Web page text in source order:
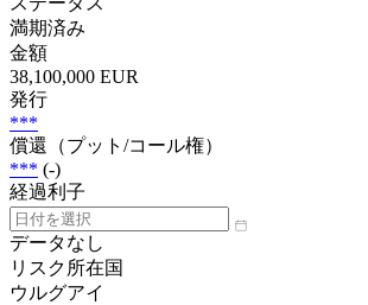
満期済み
金額
38,100,000 EUR
発行
***
償還（プット/コール権）
*** (-)
経過利子
データなし
リスク所在国
ウルグアイ